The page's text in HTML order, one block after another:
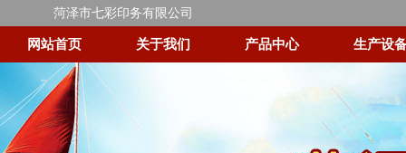
菏泽市七彩印务有限公司
网站首页 关于我们 产品中心 生产设